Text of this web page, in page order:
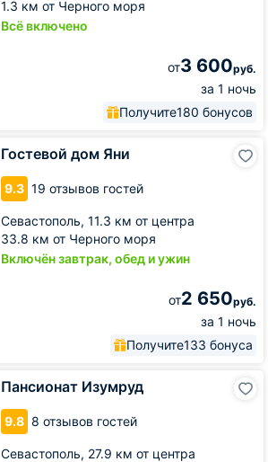
1.3 км от Черного моря
Всё включено
от3 600руб.
за 1 ночь
Получите180 бонусов
Гостевой дом Яни
9.3 19 отзывов гостей
Севастополь, 11.3 км от центра
33.8 км от Черного моря
Включён завтрак, обед и ужин
от2 650руб.
за 1 ночь
Получите133 бонуса
Пансионат Изумруд
9.8 8 отзывов гостей
Севастополь, 27.9 км от центра